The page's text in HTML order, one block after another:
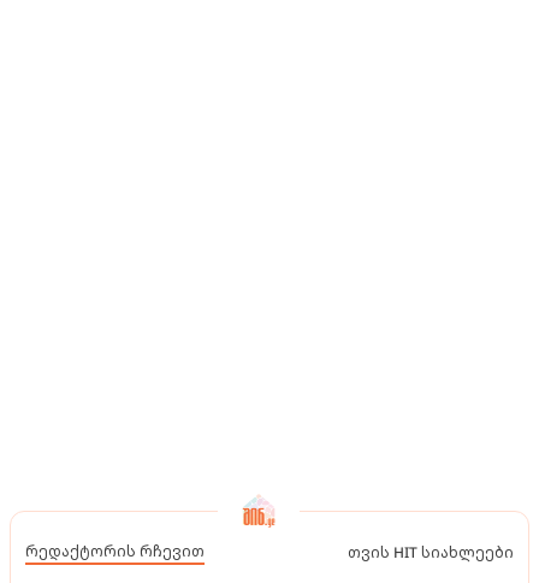
რედაქტორის რჩევით თვის HIT სიახლეები